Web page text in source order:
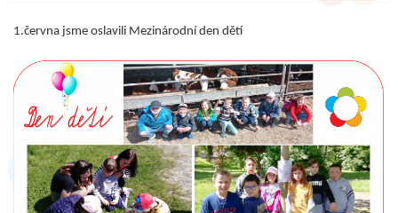
1.června jsme oslavili Mezinárodní den dětí